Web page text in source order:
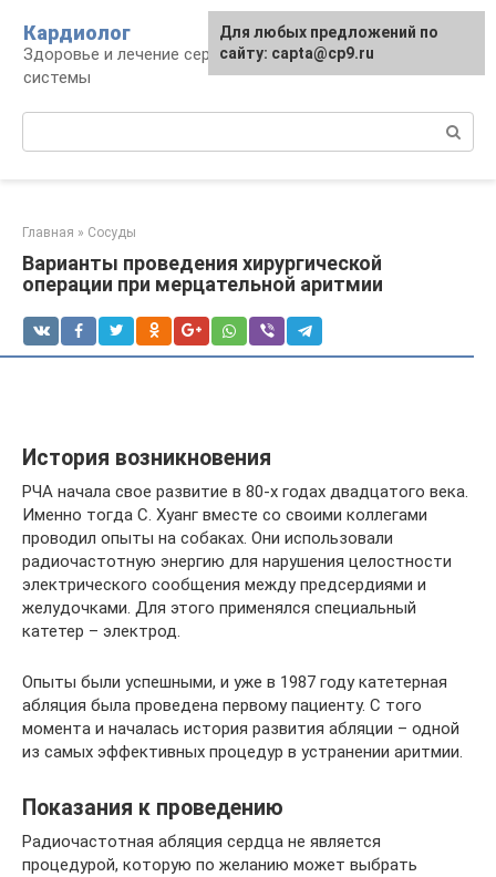
контенту
Кардиолог
Здоровье и лечение сердечно-сосудистой
системы
Главная » Сосуды
Варианты проведения хирургической
операции при мерцательной аритмии
История возникновения
РЧА начала свое развитие в 80-х годах двадцатого века.
Именно тогда С. Хуанг вместе со своими коллегами
проводил опыты на собаках. Они использовали
радиочастотную энергию для нарушения целостности
электрического сообщения между предсердиями и
желудочками. Для этого применялся специальный
катетер – электрод.
Опыты были успешными, и уже в 1987 году катетерная
абляция была проведена первому пациенту. С того
момента и началась история развития абляции – одной
из самых эффективных процедур в устранении аритмии.
Показания к проведению
Радиочастотная абляция сердца не является
процедурой, которую по желанию может выбрать
Для любых предложений по
сайту: capta@cp9.ru